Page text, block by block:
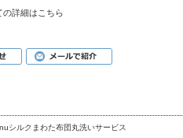
の詳細はこちら
シルクまわた布団丸洗いサービス